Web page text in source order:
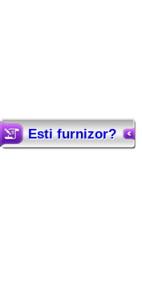
Esti furnizor?